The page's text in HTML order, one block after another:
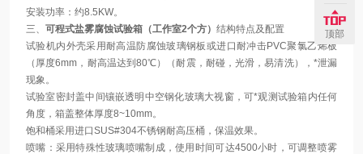
安装功率：约8.5KW。
三、 可程式盐雾腐蚀试验箱（工作室2个方） 结构特点及配置
试验机内外壳采用耐高温防腐蚀玻璃钢板或进口耐冲击PVC聚氯乙烯板
（厚度6mm，耐高温达到80℃）（耐震，耐碰，光滑，易清洗），*泄漏
现象。
试验室密封盖中间镶嵌透明中空钢化玻璃大视窗，可*观测试验箱内任何
角度，箱盖整体厚度8~10mm。
饱和桶采用进口SUS#304不锈钢耐高压桶，保温效果。
喷嘴：采用特殊性玻璃喷嘴制成，使用时间可达4500小时，可调整喷雾
顶部